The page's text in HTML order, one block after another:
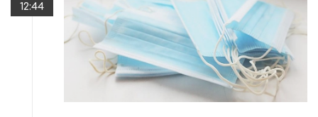
12:44